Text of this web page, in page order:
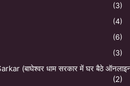
(3)
(4)
(6)
(3)
(बाघेश्वर धाम सरकार में घर बैठे
(2)